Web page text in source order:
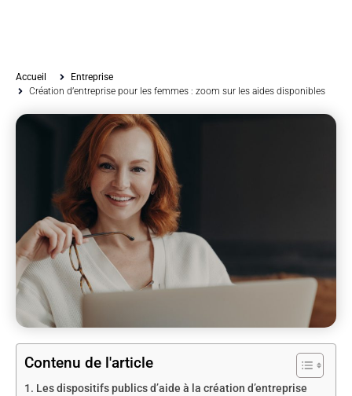
Accueil
Entreprise
Création d’entreprise pour les femmes : zoom sur les aides disponibles
Contenu de l'article
Les dispositifs publics d’aide à la création d’entreprise